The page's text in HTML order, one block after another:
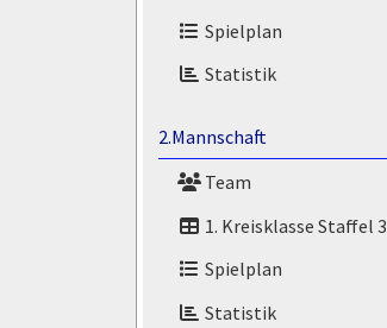
Spielplan
Statistik
2.Mannschaft
Team
1. Kreisklasse Staffel 3
Spielplan
Statistik